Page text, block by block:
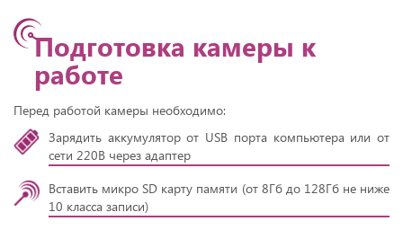
Подготовка камеры к
работе
Перед работой камеры необходимо:
Зарядить аккумулятор от USB порта компьютера или от
сети 220В через адаптер
Вставить микро SD карту памяти (от 8Гб до 128Гб не ниже
10 класса записи)